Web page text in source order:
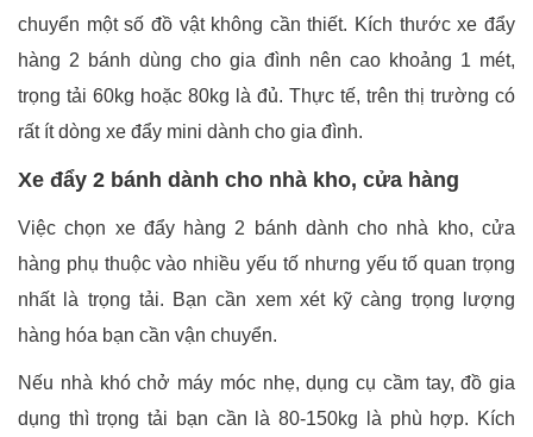
chuyển một số đồ vật không cần thiết. Kích thước xe đẩy
hàng 2 bánh dùng cho gia đình nên cao khoảng 1 mét,
trọng tải 60kg hoặc 80kg là đủ. Thực tế, trên thị trường có
rất ít dòng xe đẩy mini dành cho gia đình.
Xe đẩy 2 bánh dành cho nhà kho, cửa hàng
Việc chọn xe đẩy hàng 2 bánh dành cho nhà kho, cửa
hàng phụ thuộc vào nhiều yếu tố nhưng yếu tố quan trọng
nhất là trọng tải. Bạn cần xem xét kỹ càng trọng lượng
hàng hóa bạn cần vận chuyển.
Nếu nhà khó chở máy móc nhẹ, dụng cụ cầm tay, đồ gia
dụng thì trọng tải bạn cần là 80-150kg là phù hợp. Kích